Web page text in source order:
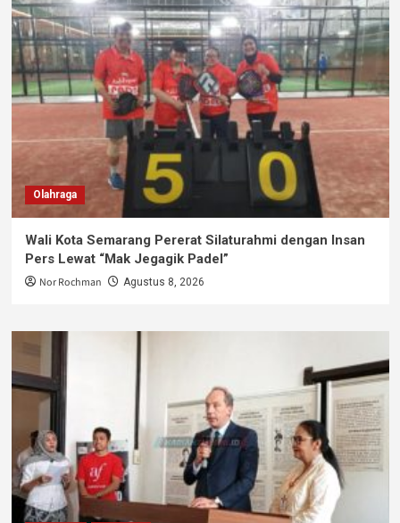
Olahraga
Wali Kota Semarang Pererat Silaturahmi dengan Insan
Pers Lewat “Mak Jegagik Padel”
Nor Rochman Agustus 8, 2026